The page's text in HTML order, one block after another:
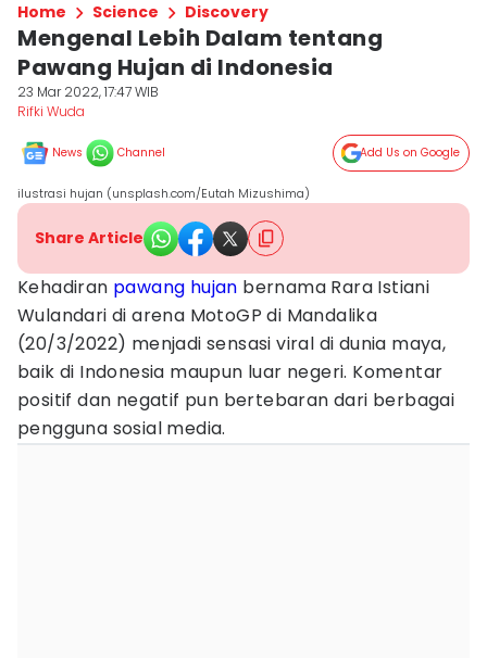
Home Science Discovery
Mengenal Lebih Dalam tentang
Pawang Hujan di Indonesia
23 Mar 2022, 17:47 WIB
Rifki Wuda
News Channel Add Us on Google
ilustrasi hujan (unsplash.com/Eutah Mizushima)
Share Article
Kehadiran pawang hujan bernama Rara Istiani
Wulandari di arena MotoGP di Mandalika
(20/3/2022) menjadi sensasi viral di dunia maya,
baik di Indonesia maupun luar negeri. Komentar
positif dan negatif pun bertebaran dari berbagai
pengguna sosial media.